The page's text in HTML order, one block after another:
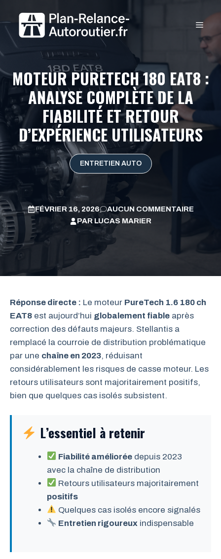
au
contenu
MOTEUR PURETECH 180 EAT8 :
ANALYSE COMPLÈTE DE LA
FIABILITÉ ET RETOUR
D’EXPÉRIENCE UTILISATEURS
ENTRETIEN AUTO
FÉVRIER 16, 2026
AUCUN COMMENTAIRE
PAR LUCAS MARIER
Réponse directe : Le moteur PureTech 1.6 180 ch
EAT8 est aujourd’hui globalement fiable après
correction des défauts majeurs. Stellantis a
remplacé la courroie de distribution problématique
par une chaîne en 2023, réduisant
considérablement les risques de casse moteur. Les
retours utilisateurs sont majoritairement positifs,
bien que quelques cas isolés subsistent.
L’essentiel à retenir
Fiabilité améliorée depuis 2023
avec la chaîne de distribution
Retours utilisateurs majoritairement
positifs
Quelques cas isolés encore signalés
Entretien rigoureux indispensable